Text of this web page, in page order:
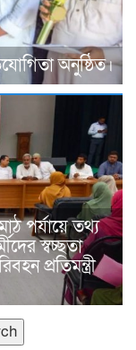
অনুষ্ঠিত।
পর্যায়ে তথ্য
স্বচ্ছতা
প্রতিমন্ত্রী